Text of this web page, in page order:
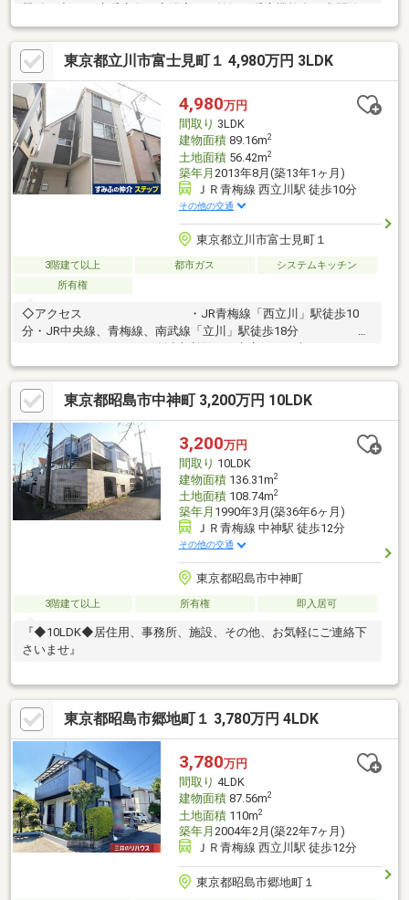
住宅街～ライフインフォメーション～◇昭島市立東小学校…約350
ｍ◇昭島市立昭和中学校…約700ｍ◇セブンイレブン昭島東町４丁
目店…約110ｍ◇さえき西立食品館…約440ｍ◇ウェルパーク薬局
西立川店…約200ｍ◇国営昭和記念公園…約670ｍ◇立川富士見郵
便局…約680ｍ◇東町児童遊園…約160ｍ
東京都立川市富士見町１ 4,980万円 3LDK
4,980万円
間取り 3LDK
建物面積89.16m2
土地面積56.42m2
築年月 2013年8月(築13年1ヶ月)
ＪＲ青梅線 西立川駅 徒歩10分
その他の交通
東京都立川市富士見町１
3階建て以上 都市ガス
システムキッチン
所有権
◇アクセス ・JR青梅線「西立川」駅徒歩10
分・JR中央線、青梅線、南武線「立川」駅徒歩18分 ◇
る）・３階建て・３ＬＤＫ・ＬＤＫは１５．３帖◇設備・仕様・
システムキッチン・浄水器・食器洗い乾燥機・追い焚き・モニタ
ー付きインターホン【ライフインフォメーショ
ン】 ・ファミリーマート立川富士見町店まで約
170ｍ徒歩3分 ・ウェルパーク薬局西立川店まで約700ｍ
徒歩9分 ・さえき西立食品館まで約440m徒歩6分
東京都昭島市中神町 3,200万円 10LDK
3,200万円
間取り 10LDK
建物面積136.31m2
土地面積108.74m2
築年月 1990年3月(築36年6ヶ月)
ＪＲ青梅線 中神駅 徒歩12分
その他の交通
東京都昭島市中神町
3階建て以上 所有権 即入居可
『◆10LDK◆居住用、事務所、施設、その他、お気軽にご連絡下
さいませ』
東京都昭島市郷地町１ 3,780万円 4LDK
3,780万円
間取り 4LDK
建物面積87.56m2
土地面積110m2
築年月 2004年2月(築22年7ヶ月)
ＪＲ青梅線 西立川駅 徒歩12分
東京都昭島市郷地町１